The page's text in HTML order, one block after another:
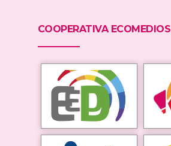
COOPERATIVA ECOMEDIOS